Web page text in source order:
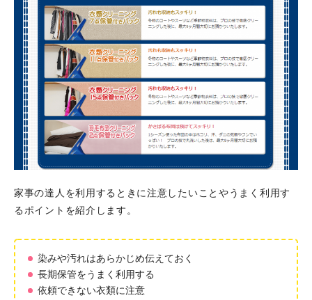
家事の達人を利用するときに注意したいことやうまく利用す
るポイントを紹介します。
染みや汚れはあらかじめ伝えておく
長期保管をうまく利用する
依頼できない衣類に注意